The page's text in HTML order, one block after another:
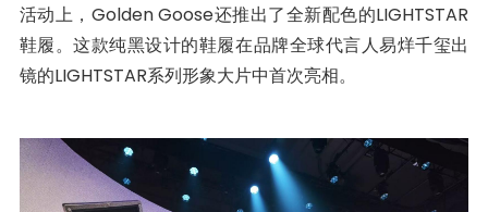
活动上，Golden Goose还推出了全新配色的LIGHTSTAR
鞋履。这款纯黑设计的鞋履在品牌全球代言人易烊千玺出
镜的LIGHTSTAR系列形象大片中首次亮相。